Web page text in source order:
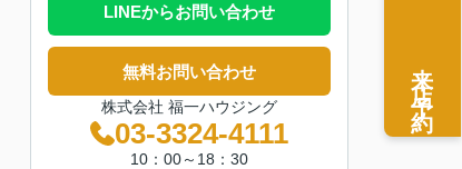
LINEからお問い合わせ
無料お問い合わせ
株式会社 福一ハウジング
03-3324-4111
10：00～18：30
来店予約